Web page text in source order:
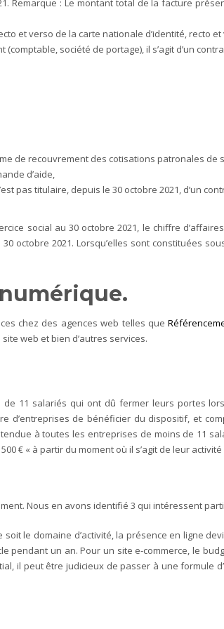
Remarque : Le montant total de la facture
et verso de la carte nationale d’identité, recto
société de portage), il s’agit d’un
de recouvrement des cotisations patronales de
d’aide,
pas titulaire, depuis le 30 octobre 2021, d’un
social au 30 octobre 2021, le chiffre
octobre 2021.Lorsqu’elles sont constituées
chez des agences web telles que
web et bien d’autres services.
11 salariés qui ont dû fermer leurs portes
de bénéficier du dispositif, et
à toutes les entreprises de moins de 11
€ « à partir du moment où il s’agit de leur activité
Nous en avons identifié 3 qui intéressent
soit le domaine d’activité, la présence en ligne
pendant un an. Pour un site e-commerce, le
il peut être judicieux de passer à une formule